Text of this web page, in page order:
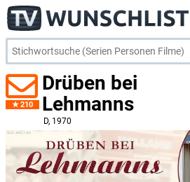
210
Drüben bei
Lehmanns
D, 1970